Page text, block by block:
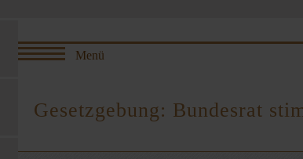
Gesetzgebung: Bundesrat